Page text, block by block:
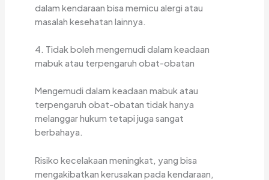
dalam kendaraan bisa memicu alergi atau
masalah kesehatan lainnya.
4. Tidak boleh mengemudi dalam keadaan
mabuk atau terpengaruh obat-obatan
Mengemudi dalam keadaan mabuk atau
terpengaruh obat-obatan tidak hanya
melanggar hukum tetapi juga sangat
berbahaya.
Risiko kecelakaan meningkat, yang bisa
mengakibatkan kerusakan pada kendaraan,